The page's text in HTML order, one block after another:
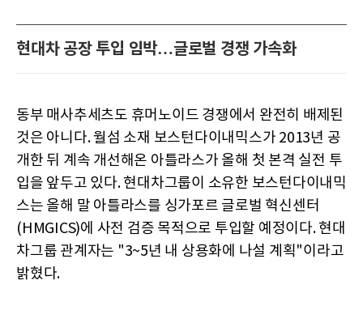
현대차 공장 투입 임박…글로벌 경쟁 가속화
동부 매사추세츠도 휴머노이드 경쟁에서 완전히 배제된
것은 아니다. 월섬 소재 보스턴다이내믹스가 2013년 공
개한 뒤 계속 개선해온 아틀라스가 올해 첫 본격 실전 투
입을 앞두고 있다. 현대차그룹이 소유한 보스턴다이내믹
스는 올해 말 아틀라스를 싱가포르 글로벌 혁신센터
(HMGICS)에 사전 검증 목적으로 투입할 예정이다. 현대
차그룹 관계자는 "3~5년 내 상용화에 나설 계획"이라고
밝혔다.